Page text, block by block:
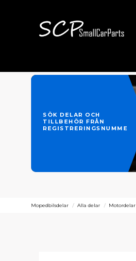
SÖK DELAR OCH
TILLBEHÖR FRÅN
REGISTRERINGSNUMMER
Mopedbilsdelar Alla delar Motordelar